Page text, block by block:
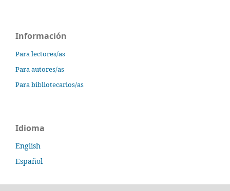
Información
Para lectores/as
Para autores/as
Para bibliotecarios/as
Idioma
English
Español